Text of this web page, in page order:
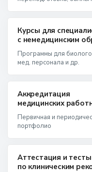
Курсы для
с немедицинским
Программы для
мед. персонала и др.
Аккредитация
медицинских
Первичная и
портфолио
Аттестация и тесты
по клиническим